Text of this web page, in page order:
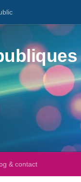
& contact